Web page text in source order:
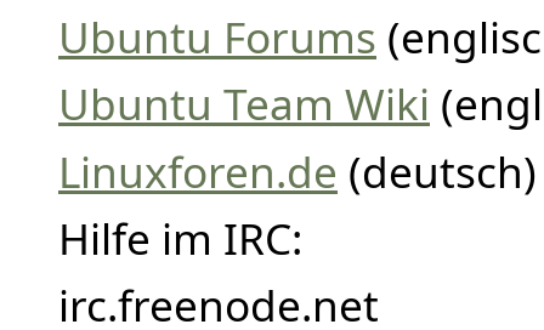
Ubuntu Forums
Ubuntu Team Wiki
Linuxforen.de (deutsch)
Hilfe im IRC:
irc.freenode.net